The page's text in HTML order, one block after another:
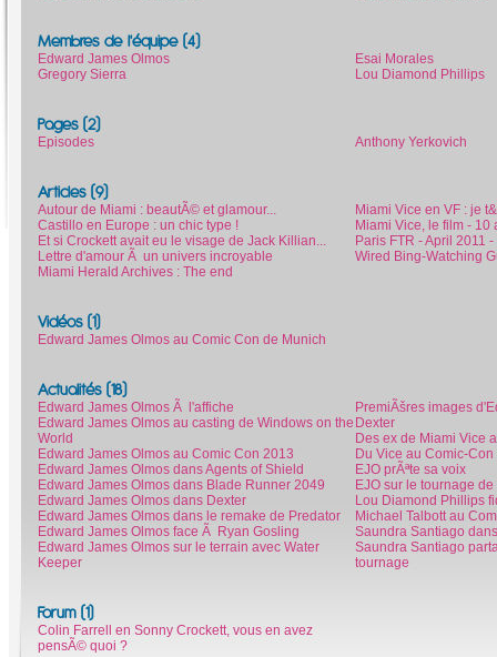
Membres de l'équipe (4)
Edward James Olmos
Gregory Sierra
Esai Morales
Lou Diamond Phillips
Pages (2)
Episodes Anthony Yerkovich
Articles (9)
Autour de Miami : beautÃ© et glamour...
Castillo en Europe : un chic type !
Et si Crockett avait eu le visage de Jack Killian...
Lettre d'amour Ã un univers incroyable
Miami Herald Archives : The end
Miami Vice en VF : je
Miami Vice, le film -
Paris FTR - April 2011 -
Wired Bing-Watching
Vidéos (1)
Edward James Olmos au Comic Con de Munich
Actualités (18)
Edward James Olmos Ã l'affiche
Edward James Olmos au casting de Windows on the
World
Edward James Olmos au Comic Con 2013
Edward James Olmos dans Agents of Shield
Edward James Olmos dans Blade Runner 2049
Edward James Olmos dans Dexter
Edward James Olmos dans le remake de Predator
Edward James Olmos face Ã Ryan Gosling
Edward James Olmos sur le terrain avec Water
Keeper
PremiÃšres images
Dexter
Des ex de Miami Vice
Du Vice au Comic-
EJO prÃªte sa voix
EJO sur le tournage
Lou Diamond Phillips
Michael Talbott au
Saundra Santiago
Saundra Santiago
tournage
Forum (1)
Colin Farrell en Sonny Crockett, vous en avez
pensÃ© quoi ?